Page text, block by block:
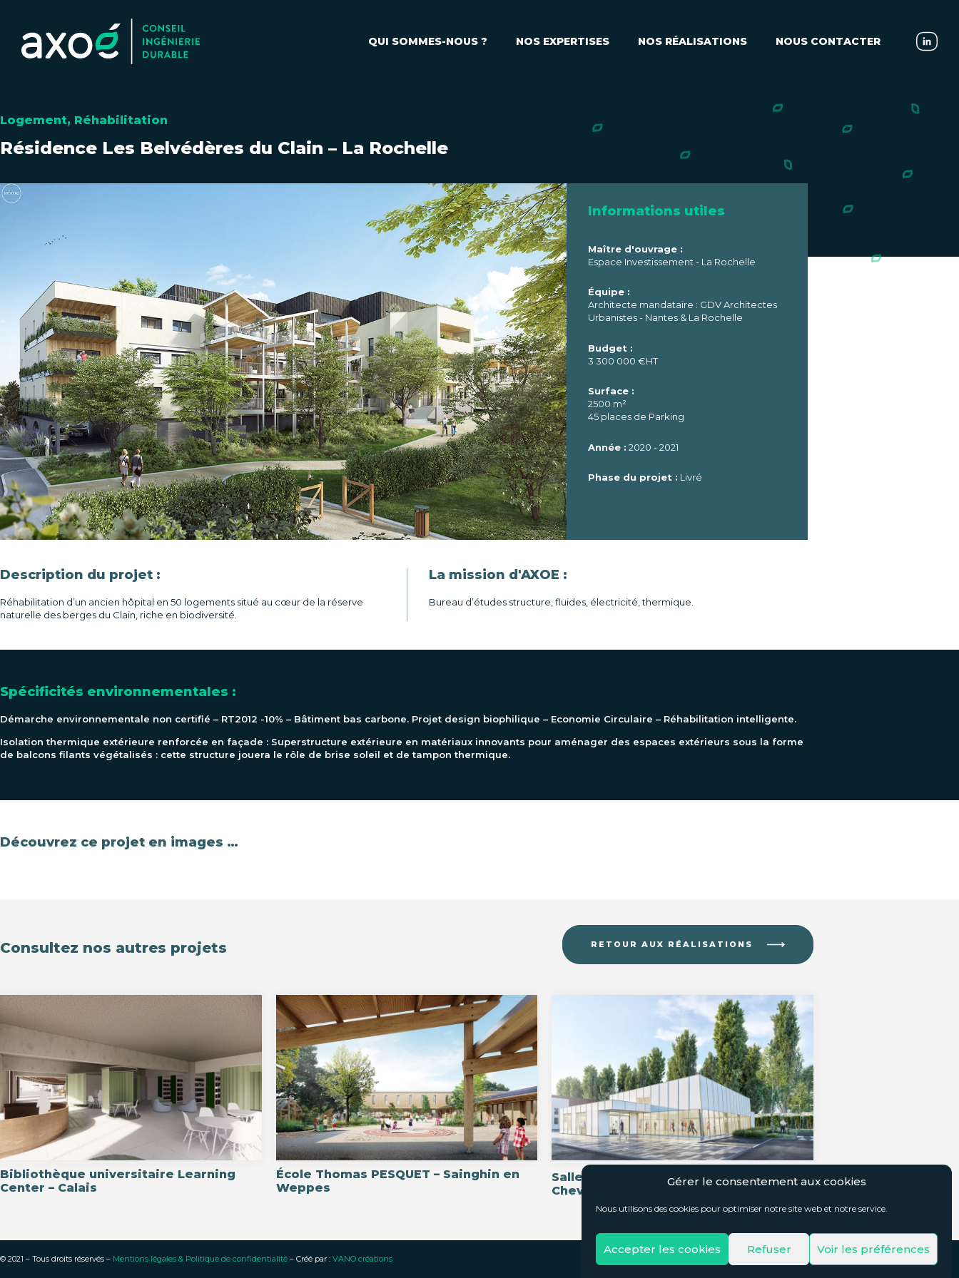
Gérer le consentement aux cookies
Nous utilisons des cookies pour optimiser notre site web et notre service.
Accepter les cookies Refuser Voir les préférences
QUI SOMMES-NOUS ? NOS EXPERTISES NOS RÉALISATIONS NOUS CONTACTER
Logement, Réhabilitation
Résidence Les Belvédères du Clain – La Rochelle
Informations utiles
Maître d'ouvrage :
Espace Investissement - La Rochelle
Équipe :
Architecte mandataire : GDV Architectes
Urbanistes - Nantes & La Rochelle
Budget :
3 300 000 €HT
Surface :
2500 m²
45 places de Parking
Année : 2020 - 2021
Phase du projet : Livré
Description du projet :
Réhabilitation d’un ancien hôpital en 50 logements situé au cœur de la réserve
naturelle des berges du Clain, riche en biodiversité.
La mission d'AXOE :
Bureau d’études structure, fluides, électricité, thermique.
Spécificités environnementales :
Démarche environnementale non certifié – RT2012 -10% – Bâtiment bas carbone. Projet design biophilique – Economie Circulaire – Réhabilitation intelligente.
Isolation thermique extérieure renforcée en façade : Superstructure extérieure en matériaux innovants pour aménager des espaces extérieurs sous la forme
de balcons filants végétalisés : cette structure jouera le rôle de brise soleil et de tampon thermique.
Découvrez ce projet en images …
Consultez nos autres projets RETOUR AUX RÉALISATIONS
Bibliothèque universitaire Learning
Center – Calais
École Thomas PESQUET – Sainghin en
Weppes
Salle de sport Polyvalente Pierre
Chevet – Croissy Beaubourg
© 2021 – Tous droits réservés – Mentions légales & Politique de confidentialité – Créé par : VANO créations